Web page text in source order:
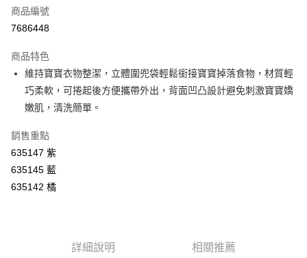
超商取貨付款
Apple Pay
街口支付
Google Pay
AFTEE先享後付
相關說明
１．簡單：不需註冊會員、不需綁卡、不需儲值。
２．便利：只要手機號碼，簡訊認證，即可結帳。
商品編號
7686448
商品特色
維持寶寶衣物整潔，立體圍兜袋輕鬆銜接寶寶掉落食物，材質輕
巧柔軟，可捲起後方便攜帶外出，背面凹凸設計避免刺激寶寶嬌
嫩肌，清洗簡單。
銷售重點
635147 紫
635145 藍
635142 橘
詳細說明 相關推薦